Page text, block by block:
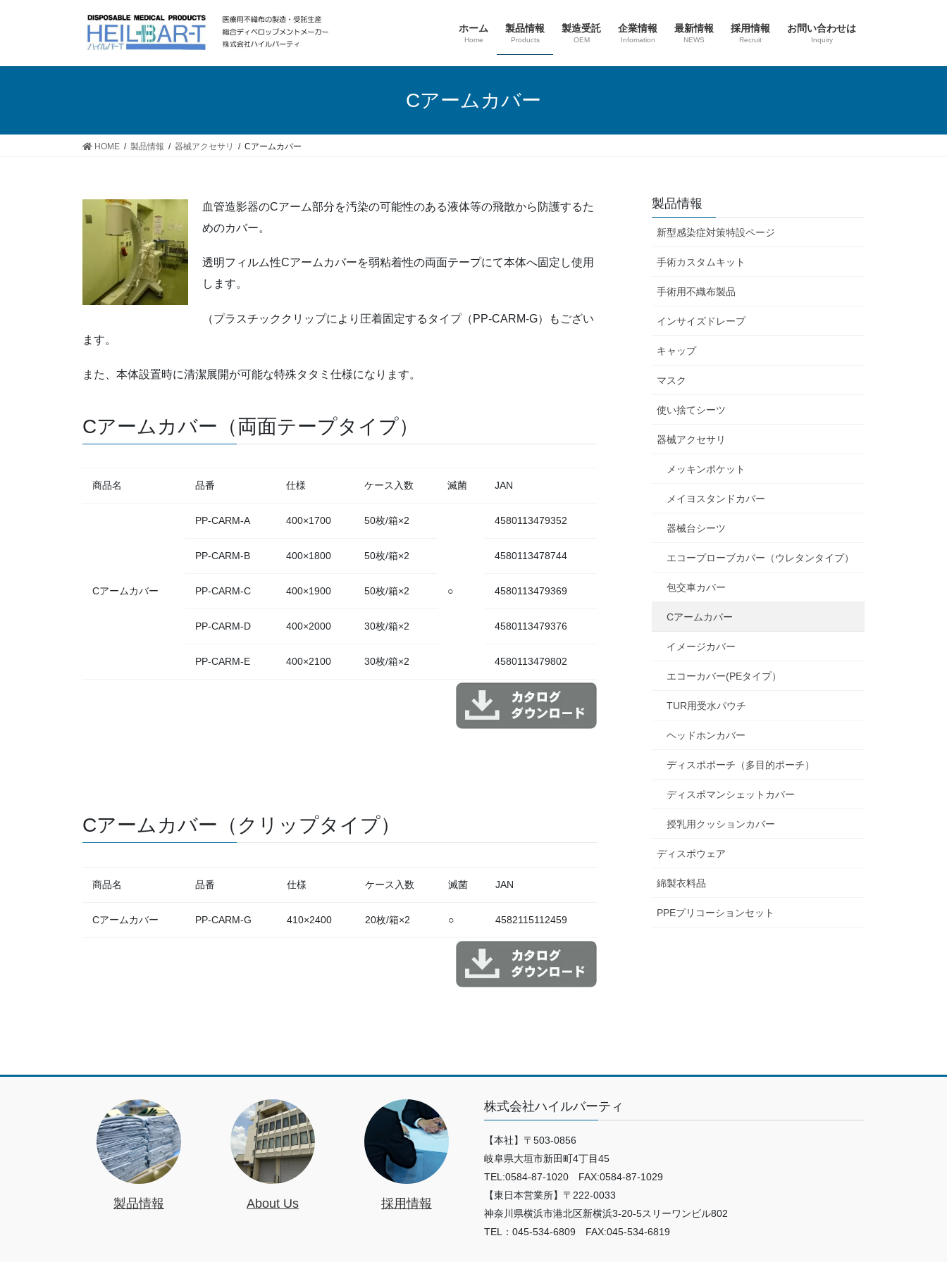
ホーム
Home
製品情報
Products
製造受託
OEM
企業情報
Infomation
最新情報
NEWS
採用情報
Recruit
お問い合わせは
Inquiry
Cアームカバー
HOME 製品情報 器械アクセサリ Cアームカバー
血管造影器のCアーム部分を汚染の可能性のある液体等の飛散から防護するた
めのカバー。
透明フィルム性Cアームカバーを弱粘着性の両面テープにて本体へ固定し使用
します。
（プラスチッククリップにより圧着固定するタイプ（PP-CARM-G）もござい
ます。
また、本体設置時に清潔展開が可能な特殊タタミ仕様になります。
Cアームカバー（両面テープタイプ）
商品名 品番 仕様 ケース入数 滅菌 JAN
Cアームカバー
PP-CARM-A 400×1700 50枚/箱×2
○
4580113479352
PP-CARM-B 400×1800 50枚/箱×2 4580113478744
PP-CARM-C 400×1900 50枚/箱×2 4580113479369
PP-CARM-D 400×2000 30枚/箱×2 4580113479376
PP-CARM-E 400×2100 30枚/箱×2 4580113479802
Cアームカバー（クリップタイプ）
商品名 品番 仕様 ケース入数 滅菌 JAN
Cアームカバー PP-CARM-G 410×2400 20枚/箱×2 ○ 4582115112459
製品情報
新型感染症対策特設ページ
手術カスタムキット
手術用不織布製品
インサイズドレープ
キャップ
マスク
使い捨てシーツ
器械アクセサリ
メッキンポケット
メイヨスタンドカバー
器械台シーツ
エコープローブカバー（ウレタンタイプ）
包交車カバー
Cアームカバー
イメージカバー
エコーカバー(PEタイプ）
TUR用受水パウチ
ヘッドホンカバー
ディスポポーチ（多目的ポーチ）
ディスポマンシェットカバー
授乳用クッションカバー
ディスポウェア
綿製衣料品
PPEプリコーションセット
製品情報 About Us 採用情報
株式会社ハイルバーティ
【本社】〒503-0856
岐阜県大垣市新田町4丁目45
TEL:0584-87-1020 FAX:0584-87-1029
【東日本営業所】〒222-0033
神奈川県横浜市港北区新横浜3-20-5スリーワンビル802
TEL：045-534-6809 FAX:045-534-6819